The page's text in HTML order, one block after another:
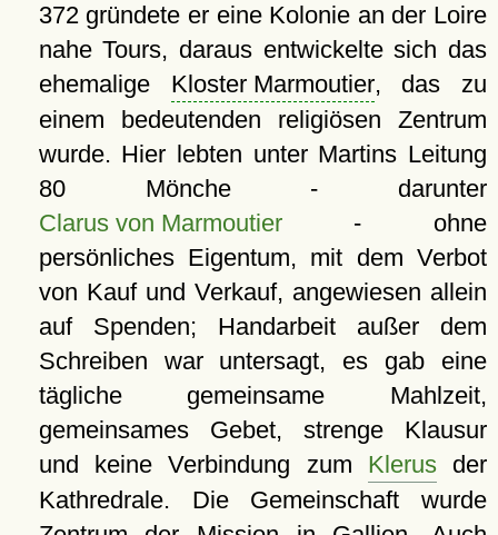
372 gründete er eine Kolonie an der Loire
nahe Tours, daraus entwickelte sich das
ehemalige Kloster Marmoutier, das zu
einem bedeutenden religiösen Zentrum
wurde. Hier lebten unter Martins Leitung
80 Mönche - darunter
Clarus von Marmoutier- ohne
persönliches Eigentum, mit dem Verbot
von Kauf und Verkauf, angewiesen allein
auf Spenden; Handarbeit außer dem
Schreiben war untersagt, es gab eine
tägliche gemeinsame Mahlzeit,
gemeinsames Gebet, strenge Klausur
und keine Verbindung zum Klerusder
Kathredrale. Die Gemeinschaft wurde